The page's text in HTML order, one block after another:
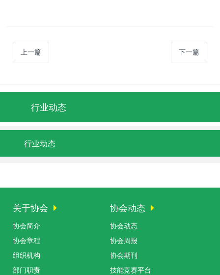
上一篇 下一篇
行业动态
行业动态
关于协会
协会简介
协会章程
组织机构
部门职责
协会动态
协会动态
协会周报
协会期刊
技能竞赛平台